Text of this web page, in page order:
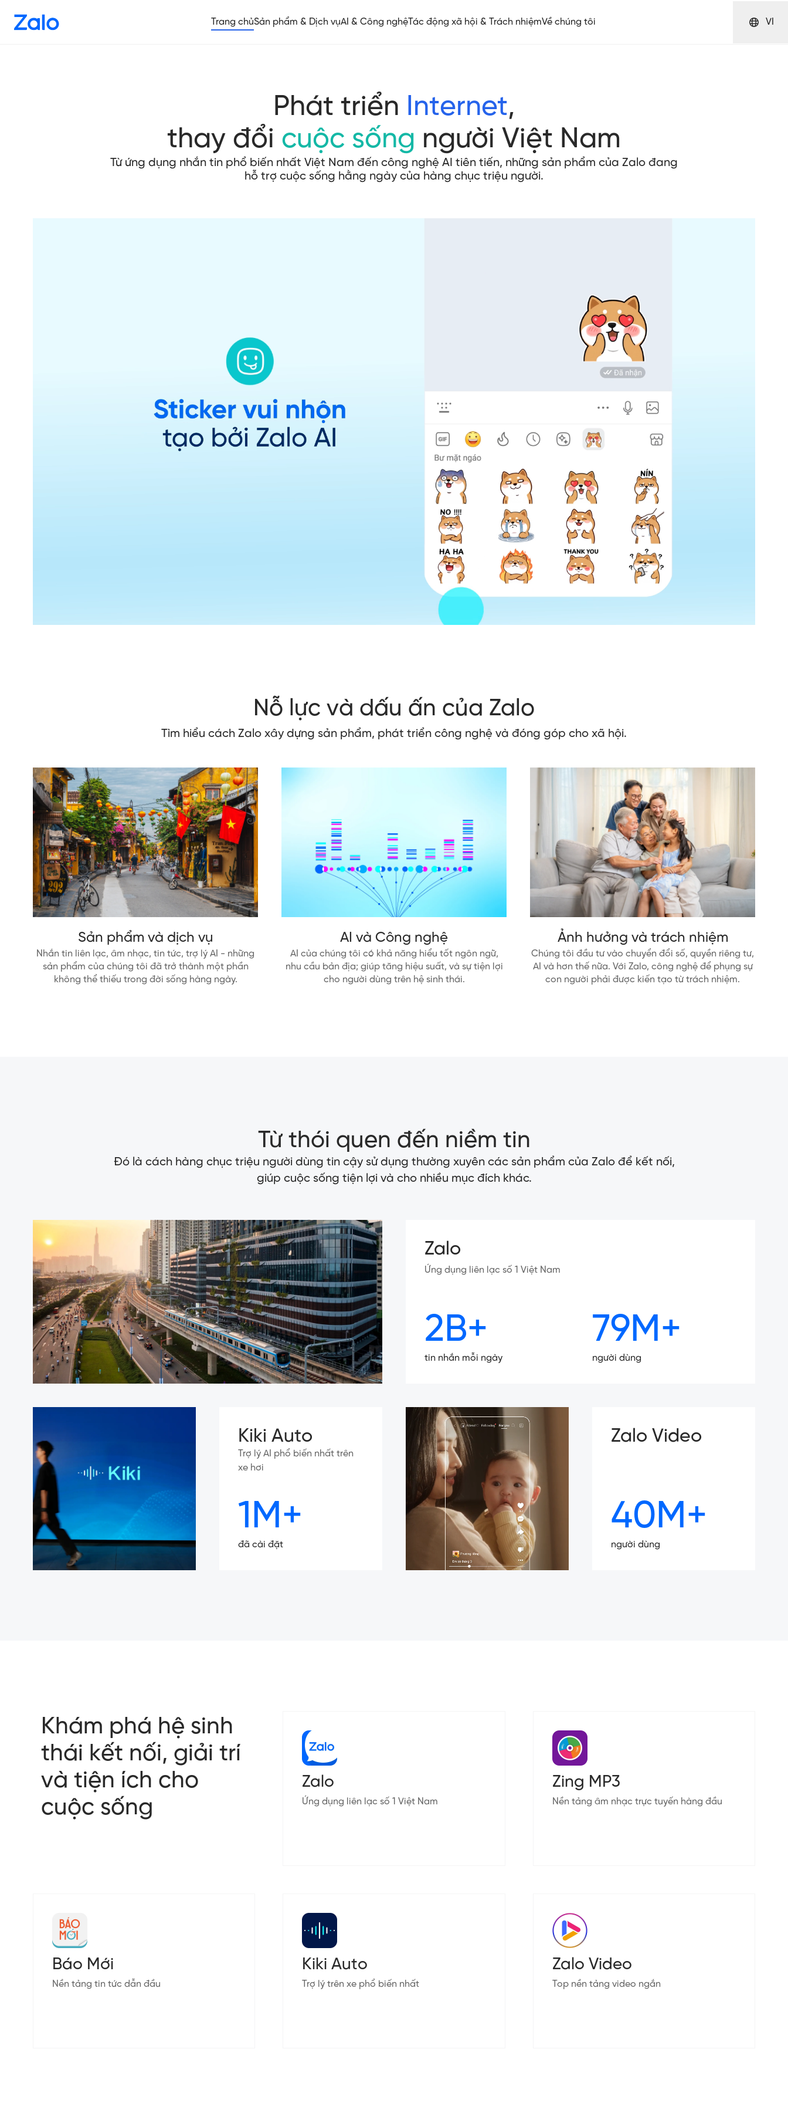
Trang chủSản phẩm & Dịch vụAI & Công nghệTác động xã hội & Trách nhiệmVề chúng tôi VI
Phát triển Internet,
thay đổi cuộc sống người Việt Nam
Từ ứng dụng nhắn tin phổ biến nhất Việt Nam đến công nghệ AI tiên tiến, những sản phẩm của Zalo đang
hỗ trợ cuộc sống hằng ngày của hàng chục triệu người.
Nỗ lực và dấu ấn của Zalo
Tìm hiểu cách Zalo xây dựng sản phẩm, phát triển công nghệ và đóng góp cho xã hội.
Sản phẩm và dịch vụ
Nhắn tin liên lạc, âm nhạc, tin tức, trợ lý AI - những
sản phẩm của chúng tôi đã trở thành một phần
không thể thiếu trong đời sống hàng ngày.
AI và Công nghệ
AI của chúng tôi có khả năng hiểu tốt ngôn ngữ,
nhu cầu bản địa; giúp tăng hiệu suất, và sự tiện lợi
cho người dùng trên hệ sinh thái.
Ảnh hưởng và trách nhiệm
Chúng tôi đầu tư vào chuyển đổi số, quyền riêng tư,
AI và hơn thế nữa. Với Zalo, công nghệ để phụng sự
con người phải được kiến tạo từ trách nhiệm.
Từ thói quen đến niềm tin
Đó là cách hàng chục triệu người dùng tin cậy sử dụng thường xuyên các sản phẩm của Zalo để kết nối,
giúp cuộc sống tiện lợi và cho nhiều mục đích khác.
Zalo
Ứng dụng liên lạc số 1 Việt Nam
2B+
tin nhắn mỗi ngày
79M+
người dùng
Kiki Auto
Trợ lý AI phổ biến nhất trên
xe hơi
1M+
đã cài đặt
Zalo Video
40M+
người dùng
Khám phá hệ sinh
thái kết nối, giải trí
và tiện ích cho
cuộc sống
Zalo
Ứng dụng liên lạc số 1 Việt Nam
Zing MP3
Nền tảng âm nhạc trực tuyến hàng đầu
Báo Mới
Nền tảng tin tức dẫn đầu
Kiki Auto
Trợ lý trên xe phổ biến nhất
Zalo Video
Top nền tảng video ngắn